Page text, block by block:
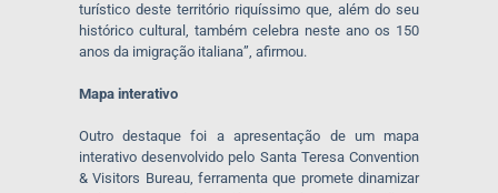
turístico deste território riquíssimo que, além do seu
histórico cultural, também celebra neste ano os 150
anos da imigração italiana”, afirmou.
Mapa interativo
Outro destaque foi a apresentação de um mapa
interativo desenvolvido pelo Santa Teresa Convention
& Visitors Bureau, ferramenta que promete dinamizar